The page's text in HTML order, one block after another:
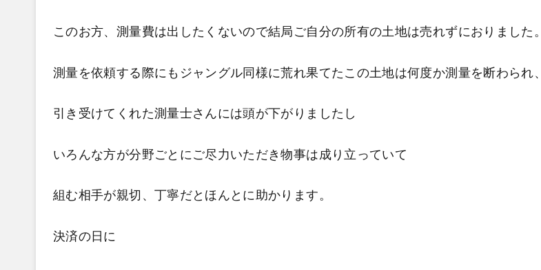
このお方、測量費は出したくないので結局ご自分の所有の土地は売れずにおりました。
測量を依頼する際にもジャングル同様に荒れ果てたこの土地は何度か測量を断わられ、
引き受けてくれた測量士さんには頭が下がりましたし
いろんな方が分野ごとにご尽力いただき物事は成り立っていて
組む相手が親切、丁寧だとほんとに助かります。
決済の日に